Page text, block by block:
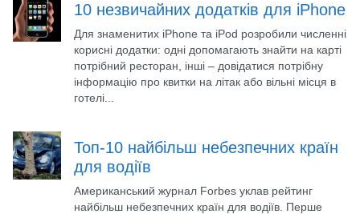
10 незвичайних додатків для iPhone
Для знаменитих iPhone та iPod розробили численні
корисні додатки: одні допомагають знайти на карті
потрібний ресторан, інші – довідатися потрібну
інформацію про квитки на літак або вільні місця в
готелі...
Топ-10 найбільш небезпечних країн
для водіїв
Американський журнал Forbes уклав рейтинг
найбільш небезпечних країн для водіїв. Перше